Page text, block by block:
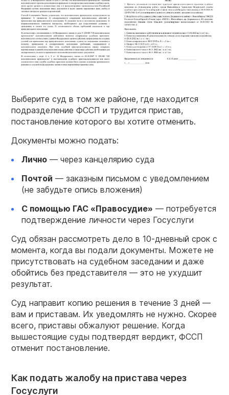
Выберите суд в том же районе, где находится
подразделение ФССП и трудится пристав,
постановление которого вы хотите отменить.
Документы можно подать:
Лично — через канцелярию суда
Почтой — заказным письмом с уведомлением
(не забудьте опись вложения)
С помощью ГАС «Правосудие» — потребуется
подтверждение личности через Госуслуги
Суд обязан рассмотреть дело в 10-дневный срок с
момента, когда вы подали документы. Можете не
присутствовать на судебном заседании и даже
обойтись без представителя — это не ухудшит
результат.
Суд направит копию решения в течение 3 дней —
вам и приставам. Их уведомлять не нужно. Скорее
всего, приставы обжалуют решение. Когда
вышестоящие суды подтвердят вердикт, ФССП
отменит постановление.
Как подать жалобу на пристава через
Госуслуги